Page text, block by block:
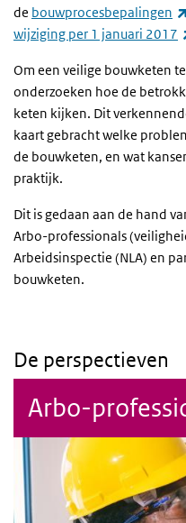
de bouwprocesbepalingen
wijziging per 1 januari 2017
Om een veilige bouwketen
onderzoeken hoe de
keten kijken. Dit
kaart gebracht welke
de bouwketen, en wat
praktijk.
Dit is gedaan aan de hand
Arbo-professionals
Arbeidsinspectie (NLA) en
bouwketen.
De perspectieven
Arbo-